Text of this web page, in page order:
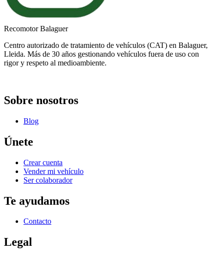
Recomotor Balaguer
Centro autorizado de tratamiento de vehículos (CAT) en Balaguer,
Lleida. Más de 30 años gestionando vehículos fuera de uso con
rigor y respeto al medioambiente.
Sobre nosotros
Blog
Únete
Crear cuenta
Vender mi vehículo
Ser colaborador
Te ayudamos
Contacto
Legal